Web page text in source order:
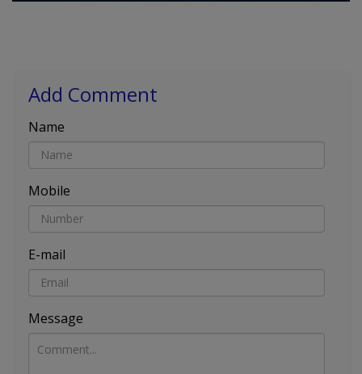
Add Comment
Name
Mobile
E-mail
Message